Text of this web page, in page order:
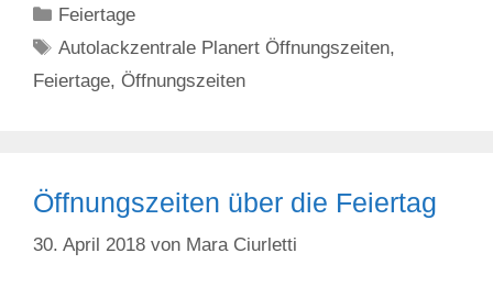
Kategorien
Feiertage
Schlagwörter
Autolackzentrale Planert Öffnungszeiten,
Feiertage, Öffnungszeiten
Öffnungszeiten über die Feiertag
30. April 2018 von Mara Ciurletti